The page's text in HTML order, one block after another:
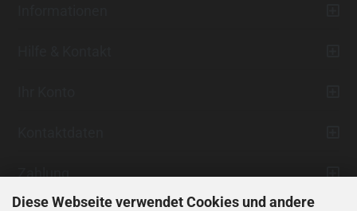
Diese Webseite verwendet Cookies und andere
Zahlung